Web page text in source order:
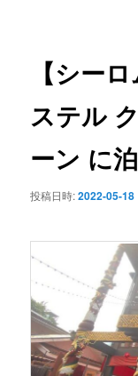
ョ
ン
【シー
ステル
ーン に
投稿日時:2022-05-18